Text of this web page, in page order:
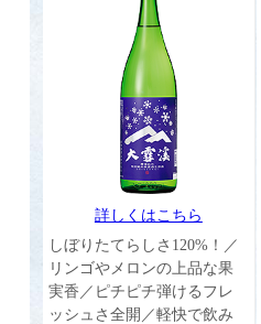
詳しくはこちら
しぼりたてらしさ120%！／
リンゴやメロンの上品な果
実香／ピチピチ弾けるフレ
ッシュさ全開／軽快で飲み